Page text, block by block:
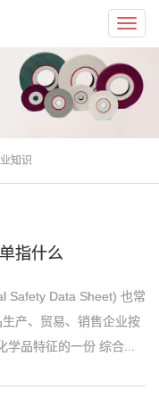
知识
指什么
Safety Data Sheet) 也常
产、贸易、销售企业按
学品特征的一份 综合...